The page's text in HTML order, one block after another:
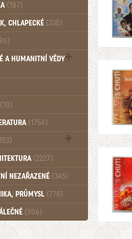
(187)
CHLAPECKÉ (330)
A HUMANITNÍ VĚDY
osobní rozvoj (761)
(10)
(1754)
(1297)
(259)
(556)
(499)
(2227)
NEZAŘAZENÉ (345)
PRŮMYSL (778)
(906)